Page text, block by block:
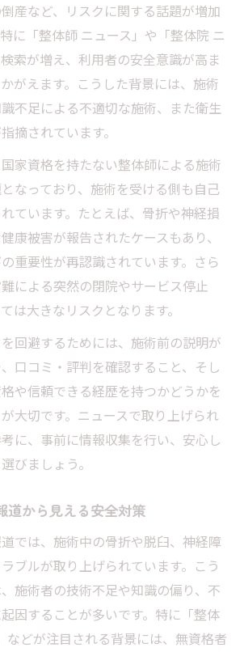
心して受けるための服装の工夫
向に見る整体の現実と課題
ニュースで知る倒産の背景と現状
潰れる理由をニュースで読み解く
営の課題と倒産事例の共通点
資格や経営安定性に関する最新情
いトラブル事例と対策を考察
故ニュースから学ぶ避けるべき行
トラブル事例とその対策ポイント
で説明不足が招く問題の実態
ブル防止に役立つ注意事項まとめ
スクを減らすための相談ポイント
を受けるための服装選びガイド
で恥ずかしくない服装の選び方
着やブラジャーを外す基準を解説
装と施術内容の関係性を知る
心できる服装のポイントと理由
服装に困らない事前準備ガイド
ースで知る整体院の選び方
ースを活用した信頼できる院の探
産など、リスクに関する話題が増加
に「整体師 ニュース」や「整体院 ニ
索が増え、利用者の安全意識が高ま
がえます。こうした背景には、施術
不足による不適切な施術、また衛生
摘されています。
家資格を持たない整体師による施術
なっており、施術を受ける側も自己
ています。たとえば、骨折や神経損
康被害が報告されたケースもあり、
重要性が再認識されています。さら
による突然の閉院やサービス停止
は大きなリスクとなります。
回避するためには、施術前の説明が
口コミ・評判を確認すること、そし
や信頼できる経歴を持つかどうかを
大切です。ニュースで取り上げられ
に、事前に情報収集を行い、安心し
びましょう。
道から見える安全対策
では、施術中の骨折や脱臼、神経障
ブルが取り上げられています。こう
施術者の技術不足や知識の偏り、不
因することが多いです。特に「整体
などが注目される背景には、無資格者